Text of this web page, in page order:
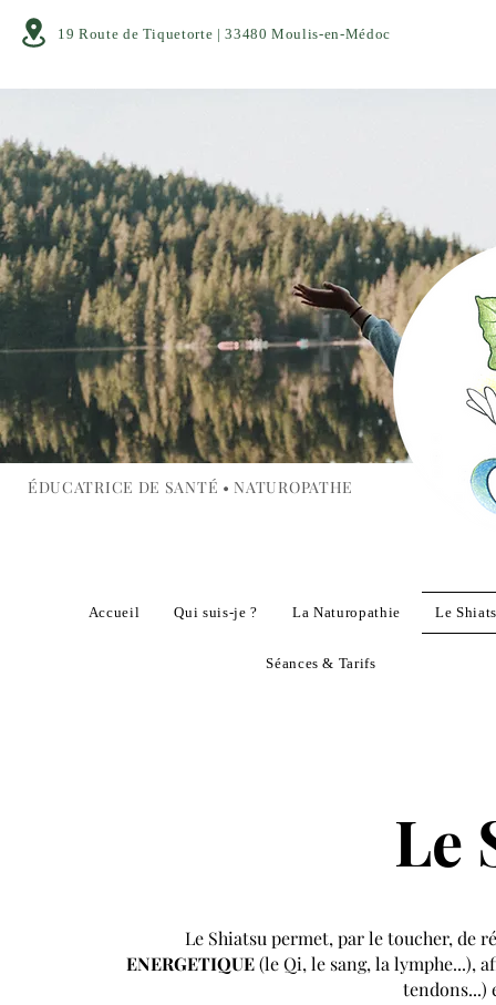
19 Route de Tiquetorte | 33480 Moulis-en-Médoc
ÉDUCATRICE DE SANTÉ • NATUROPATHE
Accueil Qui suis-je ? La Naturopathie Le
Séances & Tarifs
Le
Le Shiatsu permet, par le toucher, de
ENERGETIQUE(le Qi, le sang, la lymphe...),
tendons...)